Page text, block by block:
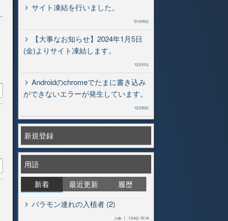
サイト凍結を行いました。
01月05日
【大事なお知らせ】2024年1月5日
(金)よりサイト凍結します。
12月31日
Androidのchromeでたまに書き込み
ができないエラーが発生しています。
12月20日
新規登録
用語
新着
最近更新
履歴
バラモン連れの入植者 (2)
人物 1月4日 10:14